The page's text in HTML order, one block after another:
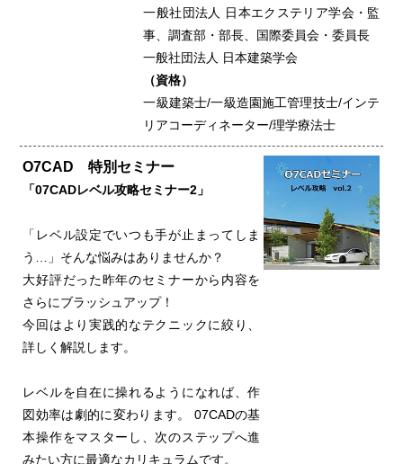
一般社団法人 日本エクステリア学会・監
事、調査部・部長、国際委員会・委員長
一般社団法人 日本建築学会
（資格）
一級建築士/一級造園施工管理技士/インテ
リアコーディネーター/理学療法士
O7CAD 特別セミナー
「07CADレベル攻略セミナー2」
「レベル設定でいつも手が止まってしま
う…」そんな悩みはありませんか？
大好評だった昨年のセミナーから内容を
さらにブラッシュアップ！
今回はより実践的なテクニックに絞り、
詳しく解説します。
レベルを自在に操れるようになれば、作
図効率は劇的に変わります。 07CADの基
本操作をマスターし、次のステップへ進
みたい方に最適なカリキュラムです。